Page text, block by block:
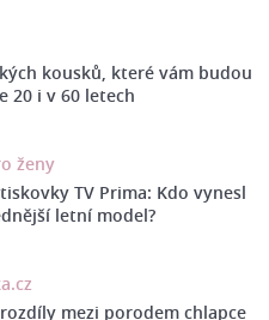
kousků, které vám budou
20 i v 60 letech
ženy
TV Prima: Kdo vynesl
letní model?
mezi porodem chlapce